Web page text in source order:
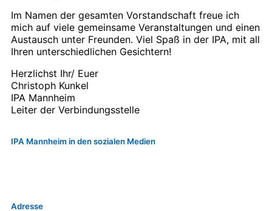
Im Namen der gesamten Vorstandschaft freue ich
mich auf viele gemeinsame Veranstaltungen und einen
Austausch unter Freunden. Viel Spaß in der IPA, mit all
Ihren unterschiedlichen Gesichtern!
Herzlichst Ihr/ Euer
Christoph Kunkel
IPA Mannheim
Leiter der Verbindungsstelle
IPA Mannheim in den sozialen Medien
Adresse